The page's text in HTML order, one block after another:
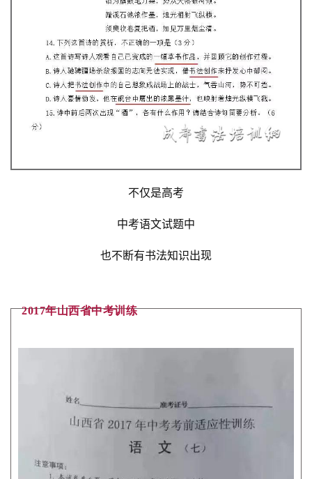
不仅是高考
中考语文试题中
也不断有书法知识出现
2017年山西省中考训练